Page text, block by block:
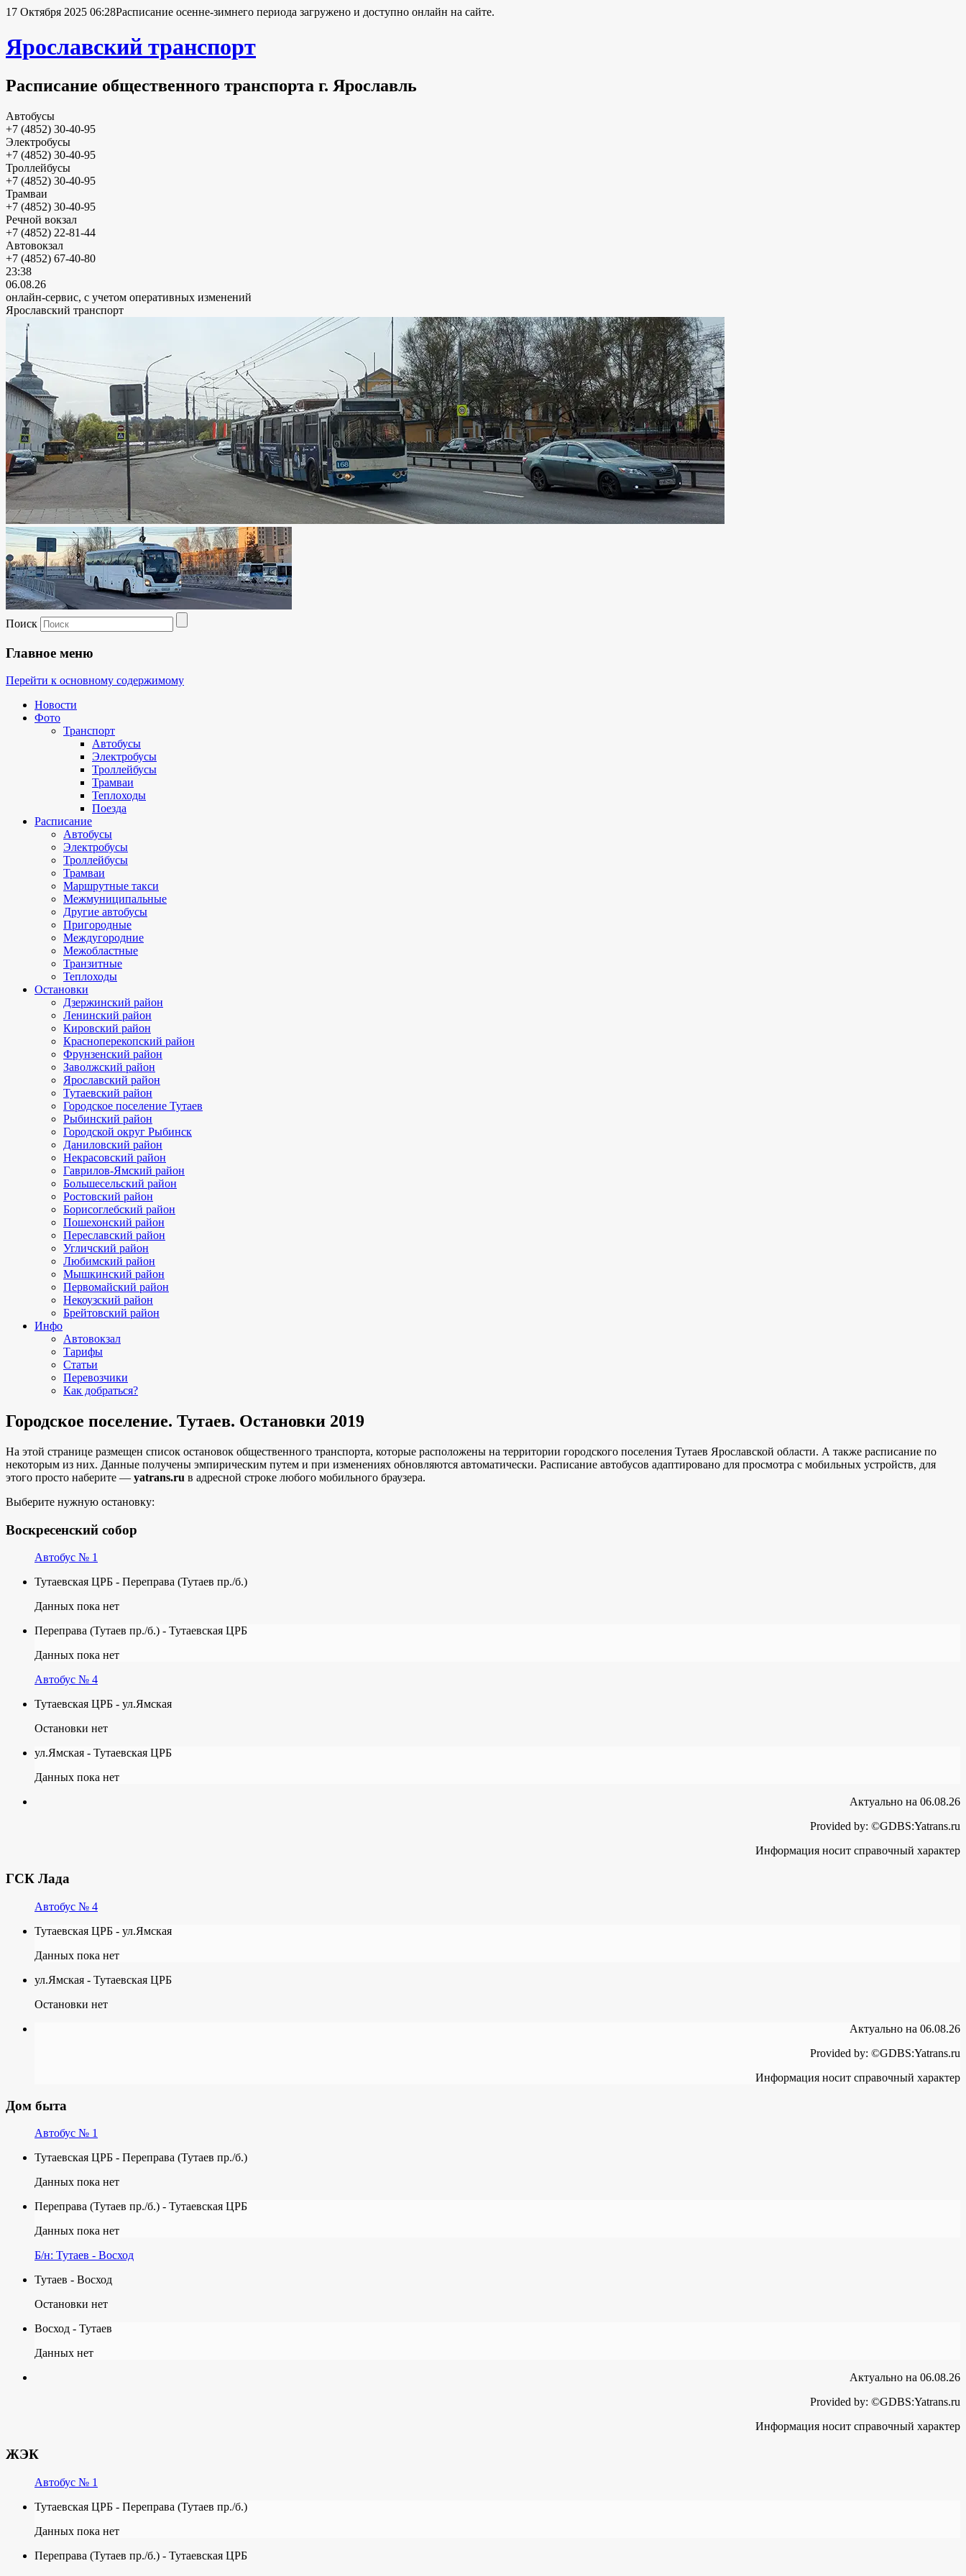
17 Октября 2025 06:28Расписание осенне-зимнего периода загружено и доступно онлайн на сайте.
Ярославский транспорт
Расписание общественного транспорта г. Ярославль
Автобусы
+7 (4852) 30-40-95
Электробусы
+7 (4852) 30-40-95
Троллейбусы
+7 (4852) 30-40-95
Трамваи
+7 (4852) 30-40-95
Речной вокзал
+7 (4852) 22-81-44
Автовокзал
+7 (4852) 67-40-80
23:38
06.08.26
онлайн-сервис, с учетом оперативных изменений
Ярославский транспорт
Поиск
Главное меню
Перейти к основному содержимому
Новости
Фото
Транспорт
Автобусы
Электробусы
Троллейбусы
Трамваи
Теплоходы
Поезда
Расписание
Автобусы
Электробусы
Троллейбусы
Трамваи
Маршрутные такси
Межмуниципальные
Другие автобусы
Пригородные
Междугородние
Межобластные
Транзитные
Теплоходы
Остановки
Дзержинский район
Ленинский район
Кировский район
Красноперекопский район
Фрунзенский район
Заволжский район
Ярославский район
Тутаевский район
Городское поселение Тутаев
Рыбинский район
Городской округ Рыбинск
Даниловский район
Некрасовский район
Гаврилов-Ямский район
Большесельский район
Ростовский район
Борисоглебский район
Пошехонский район
Переславский район
Угличский район
Любимский район
Мышкинский район
Первомайский район
Некоузский район
Брейтовский район
Инфо
Автовокзал
Тарифы
Статьи
Перевозчики
Как добраться?
Городское поселение. Тутаев. Остановки 2019
На этой странице размещен список остановок общественного транспорта, которые расположены на территории городского поселения Тутаев Ярославской области. А также расписание по
некоторым из них. Данные получены эмпирическим путем и при изменениях обновляются автоматически. Расписание автобусов адаптировано для просмотра с мобильных устройств, для
этого просто наберите — yatrans.ru в адресной строке любого мобильного браузера.
Выберите нужную остановку:
Воскресенский собор
Автобус № 1
Тутаевская ЦРБ - Переправа (Тутаев пр./б.)
Данных пока нет
Переправа (Тутаев пр./б.) - Тутаевская ЦРБ
Данных пока нет
Автобус № 4
Тутаевская ЦРБ - ул.Ямская
Остановки нет
ул.Ямская - Тутаевская ЦРБ
Данных пока нет
Актуально на 06.08.26
Provided by: ©GDBS:Yatrans.ru
Информация носит справочный характер
ГСК Лада
Автобус № 4
Тутаевская ЦРБ - ул.Ямская
Данных пока нет
ул.Ямская - Тутаевская ЦРБ
Остановки нет
Актуально на 06.08.26
Provided by: ©GDBS:Yatrans.ru
Информация носит справочный характер
Дом быта
Автобус № 1
Тутаевская ЦРБ - Переправа (Тутаев пр./б.)
Данных пока нет
Переправа (Тутаев пр./б.) - Тутаевская ЦРБ
Данных пока нет
Б/н: Тутаев - Восход
Тутаев - Восход
Остановки нет
Восход - Тутаев
Данных нет
Актуально на 06.08.26
Provided by: ©GDBS:Yatrans.ru
Информация носит справочный характер
ЖЭК
Автобус № 1
Тутаевская ЦРБ - Переправа (Тутаев пр./б.)
Данных пока нет
Переправа (Тутаев пр./б.) - Тутаевская ЦРБ